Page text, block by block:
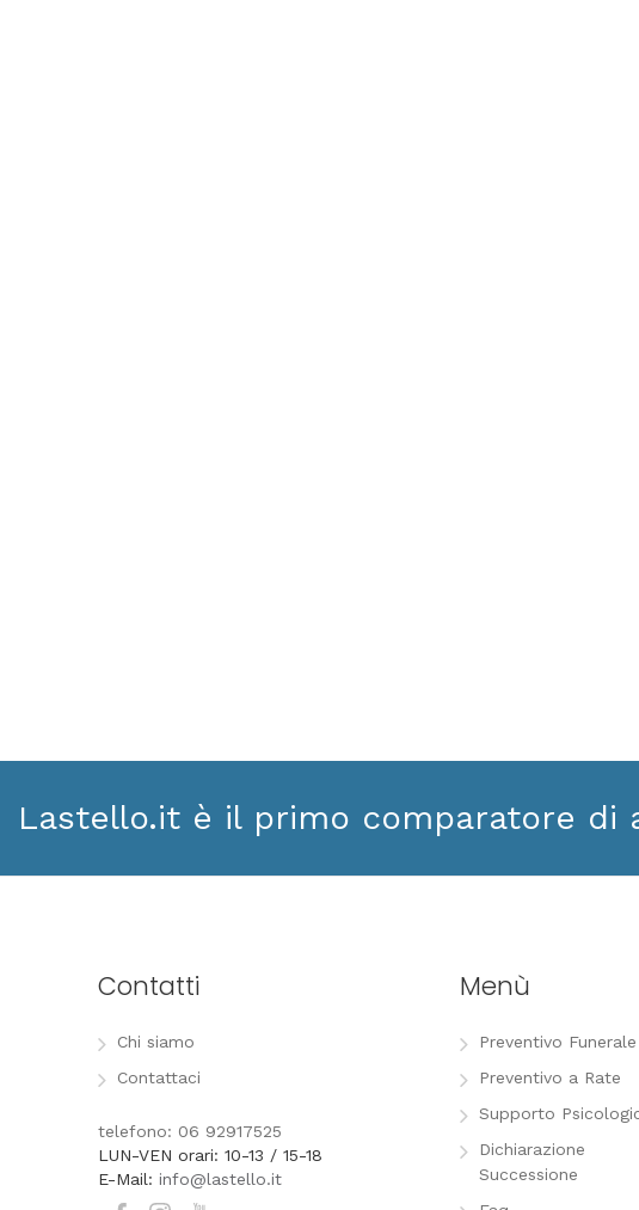
Lastello.it è il primo comparatore di
Contatti
Chi siamo
Contattaci
telefono: 06 92917525
LUN-VEN orari: 10-13 / 15-18
E-Mail: info@lastello.it
Menù
Preventivo Funerale
Preventivo a Rate
Supporto
Dichiarazione
Successione